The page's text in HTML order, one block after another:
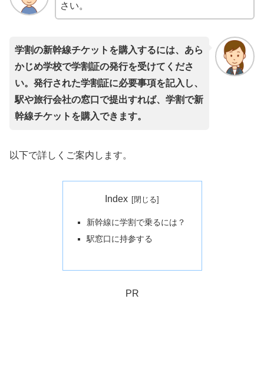
さい。
学割の新幹線チケットを購入するには、あら
かじめ学校で学割証の発行を受けてくださ
い。発行された学割証に必要事項を記入し、
駅や旅行会社の窓口で提出すれば、学割で新
幹線チケットを購入できます。
以下で詳しくご案内します。
Index
新幹線に学割で乗るには？
駅窓口に持参する
PR